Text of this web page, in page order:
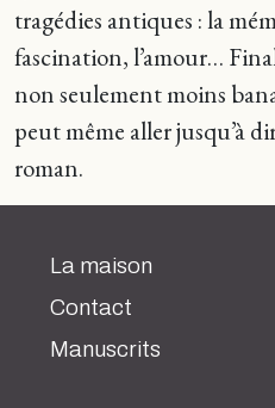
tragédies antiques : la
fascination, l’amour…
non seulement moins
peut même aller jusqu’à
roman.
La maison
Contact
Manuscrits